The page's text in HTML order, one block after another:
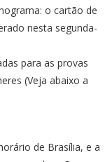
o cartão de
nesta segunda-
para as provas
(Veja abaixo a
de Brasília, e a